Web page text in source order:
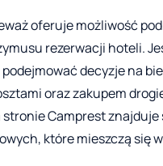
oferuje możliwość
rezerwacji hoteli.
decyzje na
oraz zakupem
Camprest znajduje
które mieszczą się